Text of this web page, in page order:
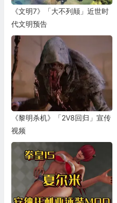
《文明7》「大不列颠」近世时
代文明预告
《黎明杀机》「2V8回归」宣传
视频